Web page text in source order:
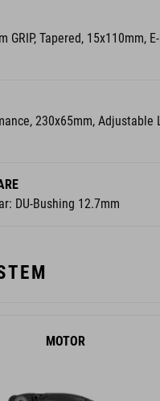
GRIP, Tapered, 15x110mm,
230x65mm, Adjustable
DU-Bushing 12.7mm
MOTOR